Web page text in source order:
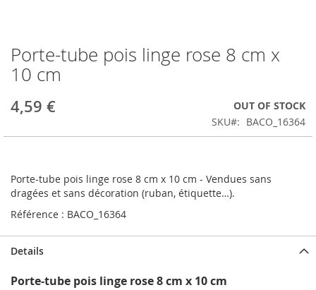
Skip
to
the
of
images
Porte-tube pois linge rose 8 cm x
10 cm
4,59 €
OUT OF STOCK
SKU
BACO_16364
Porte-tube pois linge rose 8 cm x 10 cm - Vendues sans
dragées et sans décoration (ruban, étiquette…).
Référence : BACO_16364
Details
Porte-tube pois linge rose 8 cm x 10 cm